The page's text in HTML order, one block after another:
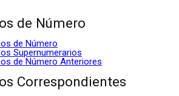
de Número
de Número
Supernumerarios
de Número Anteriores
Correspondientes